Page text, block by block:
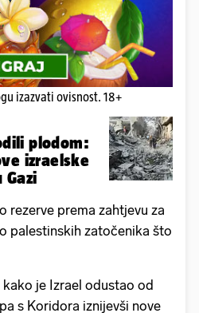
izazvati ovisnost. 18+
plodom:
izraelske
rezerve prema zahtjevu za
palestinskih zatočenika što
kako je Izrael odustao od
s Koridora iznijevši nove